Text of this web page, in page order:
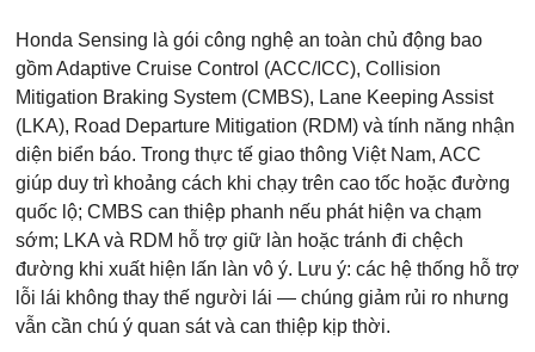
Honda Sensing là gói công nghệ an toàn chủ động bao
gồm Adaptive Cruise Control (ACC/ICC), Collision
Mitigation Braking System (CMBS), Lane Keeping Assist
(LKA), Road Departure Mitigation (RDM) và tính năng nhận
diện biển báo. Trong thực tế giao thông Việt Nam, ACC
giúp duy trì khoảng cách khi chạy trên cao tốc hoặc đường
quốc lộ; CMBS can thiệp phanh nếu phát hiện va chạm
sớm; LKA và RDM hỗ trợ giữ làn hoặc tránh đi chệch
đường khi xuất hiện lấn làn vô ý. Lưu ý: các hệ thống hỗ trợ
lỗi lái không thay thế người lái — chúng giảm rủi ro nhưng
vẫn cần chú ý quan sát và can thiệp kịp thời.